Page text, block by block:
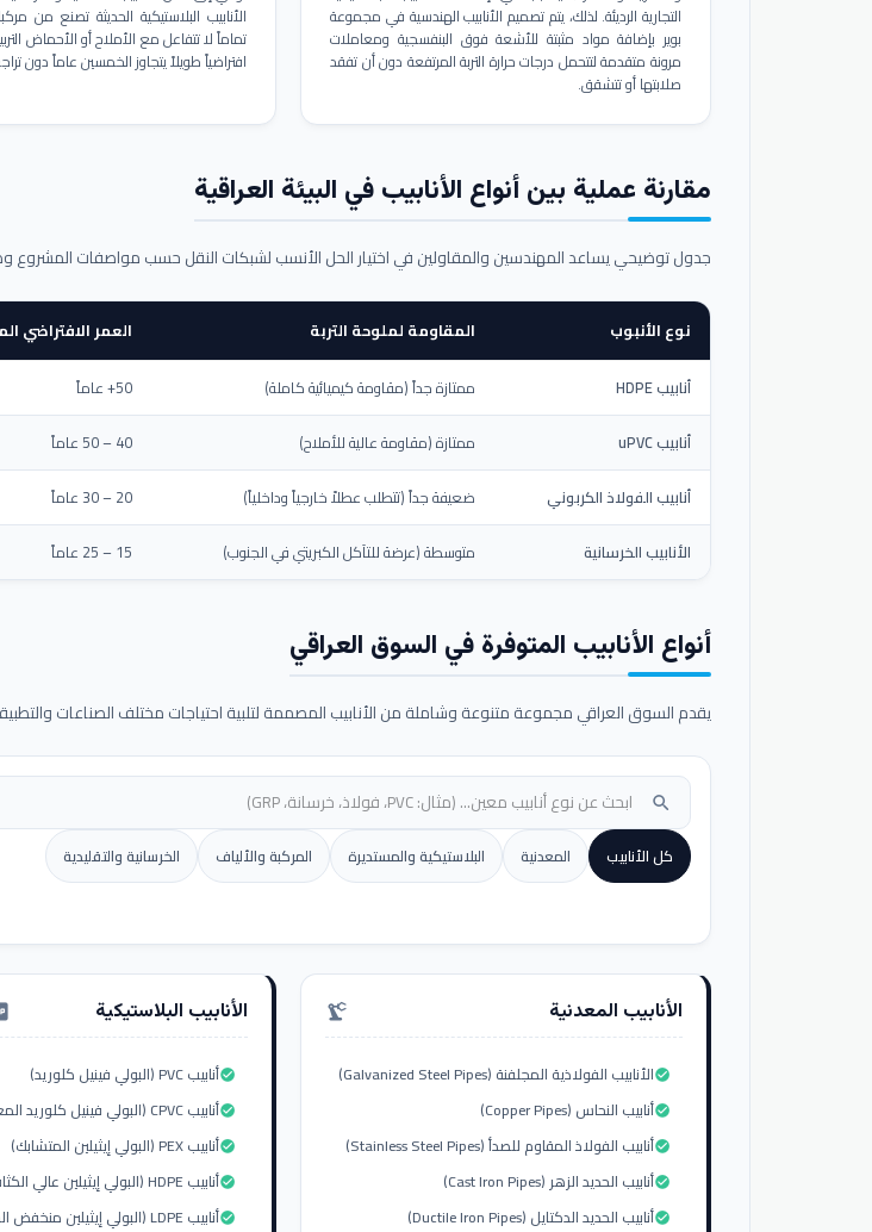
التجارية الرديئة. لذلك، يتم تصميم الأنابيب الهندسية في مجموعة
بوير بإضافة مواد مثبتة للأشعة فوق البنفسجية ومعاملات
مرونة متقدمة لتتحمل درجات حرارة التربة المرتفعة دون أن تفقد
صلابتها أو تتشقق.
الأنابيب البلاستيكية الحديثة تصنع من
تماماً لا تتفاعل مع الأملاح أو الأحماض
افتراضياً طويلاً يتجاوز الخمسين عاماً دون
مقارنة عملية بين أنواع الأنابيب في البيئة العراقية
جدول توضيحي يساعد المهندسين والمقاولين في اختيار الحل الأنسب لشبكات النقل حسب مواصفات المشروع
نوع الأنبوب المقاومة لملوحة التربة العمر الافتراضي
أنابيب HDPE ممتازة جداً (مقاومة كيميائية كاملة) 50+ عاماً
أنابيب uPVC
ممتازة (مقاومة عالية للأملاح) 40 – 50 عاماً
أنابيب الفولاذ الكربوني
ضعيفة جداً (تتطلب عطلاً خارجياً وداخلياً) 20 – 30 عاماً
الأنابيب الخرسانية
متوسطة (عرضة للتآكل الكبريتي في الجنوب) 15 – 25 عاماً
أنواع الأنابيب المتوفرة في السوق العراقي
يقدم السوق العراقي مجموعة متنوعة وشاملة من الأنابيب المصممة لتلبية احتياجات مختلف الصناعات
search
كل الأنابيب المعدنية البلاستيكية والمستديرة المركبة والألياف الخرسانية والتقليدية
الأنابيب المعدنية precision_manufacturing
الأنابيب الفولاذية المجلفنة (Galvanized Steel Pipes)check_circle
أنابيب النحاس (Copper Pipes)check_circle
أنابيب الفولاذ المقاوم للصدأ (Stainless Steel Pipes)check_circle
أنابيب الحديد الزهر (Cast Iron Pipes)check_circle
أنابيب الحديد الدكتايل (Ductile Iron Pipes)check_circle
الأنابيب البلاستيكية
أنابيب PVC (البولي فينيل كلوريد)check_circle
أنابيب CPVC (البولي فينيل كلوريد المعالج بالكلور)check_circle
أنابيب PEX (البولي إيثيلين المتشابك)check_circle
أنابيب HDPE (البولي إيثيلين عالي الكثافة)check_circle
أنابيب LDPE (البولي إيثيلين منخفض الكثافة)check_circle